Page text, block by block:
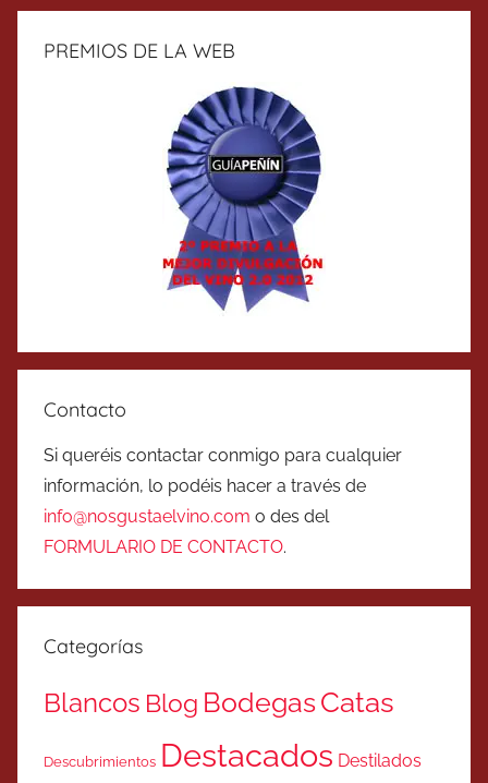
PREMIOS DE LA WEB
Contacto
Si queréis contactar conmigo para cualquier
información, lo podéis hacer a través de
info@nosgustaelvino.com o des del
FORMULARIO DE CONTACTO.
Categorías
Blancos Blog BodegasCatas
Descubrimientos Destacados Destilados